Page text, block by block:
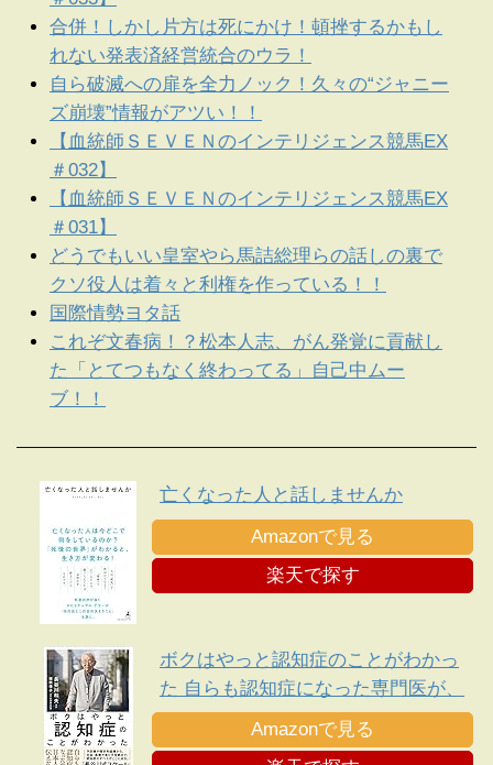
合併！しかし片方は死にかけ！頓挫するかもし
れない発表済経営統合のウラ！
自ら破滅への扉を全力ノック！久々の“ジャニー
ズ崩壊”情報がアツい！！
【血統師ＳＥＶＥＮのインテリジェンス競馬EX
＃032】
【血統師ＳＥＶＥＮのインテリジェンス競馬EX
＃031】
どうでもいい皇室やら馬詰総理らの話しの裏で
クソ役人は着々と利権を作っている！！
国際情勢ヨタ話
これぞ文春病！？松本人志、がん発覚に貢献し
た「とてつもなく終わってる」自己中ムー
ブ！！
亡くなった人と話しませんか
Amazonで見る
楽天で探す
ボクはやっと認知症のことがわかっ
た 自らも認知症になった専門医が、
日本人に伝えたい遺言
Amazonで見る